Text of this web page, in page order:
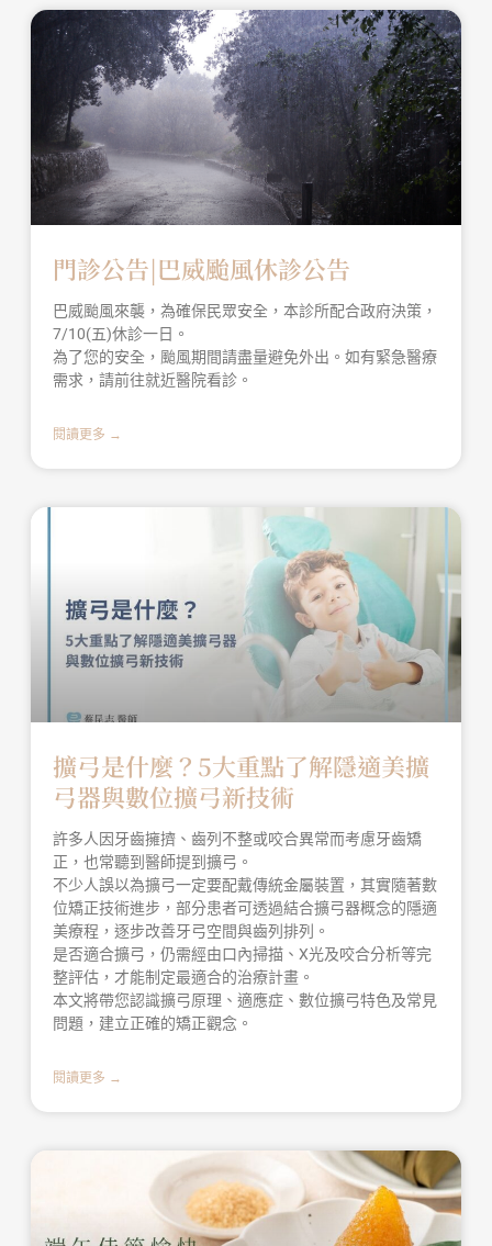
門診公告|巴威颱風休診公告
巴威颱風來襲，為確保民眾安全，本診所配合政府決策，
7/10(五)休診一日。
為了您的安全，颱風期間請盡量避免外出。如有緊急醫療
需求，請前往就近醫院看診。
閱讀更多 →
擴弓是什麼？5大重點了解隱適美擴
弓器與數位擴弓新技術
許多人因牙齒擁擠、齒列不整或咬合異常而考慮牙齒矯
正，也常聽到醫師提到擴弓。
不少人誤以為擴弓一定要配戴傳統金屬裝置，其實隨著數
位矯正技術進步，部分患者可透過結合擴弓器概念的隱適
美療程，逐步改善牙弓空間與齒列排列。
是否適合擴弓，仍需經由口內掃描、X光及咬合分析等完
整評估，才能制定最適合的治療計畫。
本文將帶您認識擴弓原理、適應症、數位擴弓特色及常見
問題，建立正確的矯正觀念。
閱讀更多 →